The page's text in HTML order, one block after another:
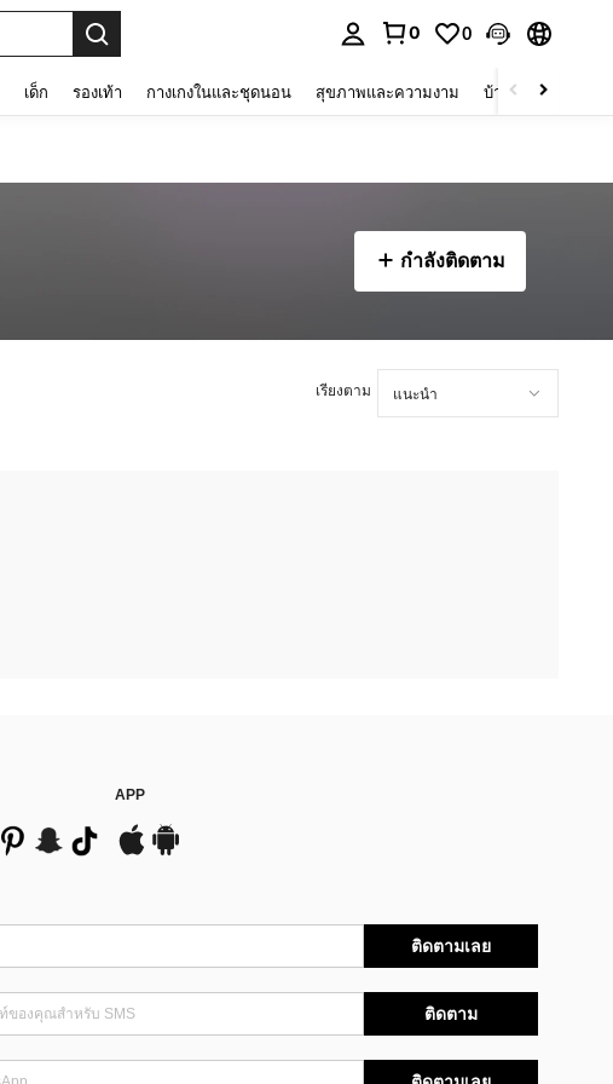
0 0
เด็ก รองเท้า กางเกงในและชุดนอน สุขภาพและความงาม บ้านและที่อยู่อาศัย
กำลังติดตาม
เรียงตาม
APP
ติดตามเลย
ติดตาม